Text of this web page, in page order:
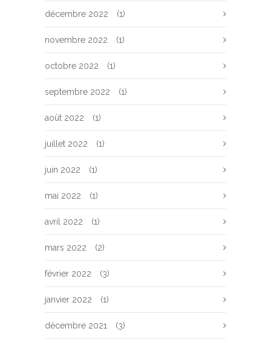
décembre 2022 (1)
novembre 2022 (1)
octobre 2022 (1)
septembre 2022 (1)
août 2022 (1)
juillet 2022 (1)
juin 2022 (1)
mai 2022 (1)
avril 2022 (1)
mars 2022 (2)
février 2022 (3)
janvier 2022 (1)
décembre 2021 (3)